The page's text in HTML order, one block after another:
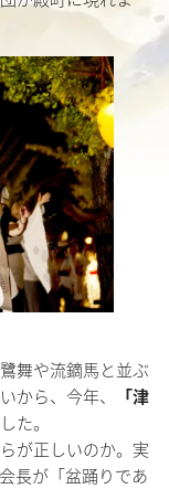
舞や流鏑馬と並ぶ
ら、今年、
「津
た。
が正しいのか。実
長が「盆踊りであ